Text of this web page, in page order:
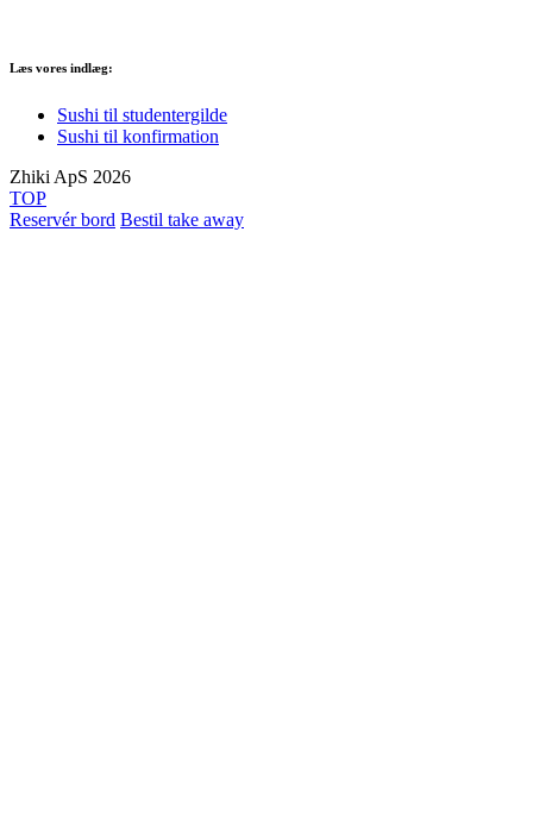
Læs vores indlæg:
Sushi til studentergilde
Sushi til konfirmation
Zhiki ApS 2026
TOP
Reservér bord Bestil take away